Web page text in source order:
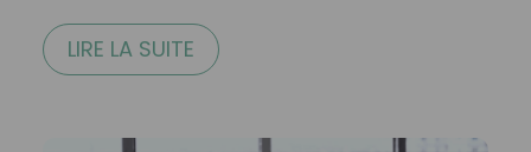
LIRE LA SUITE